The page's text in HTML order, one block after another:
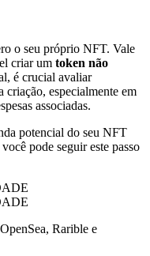
o seu próprio NFT. Vale
criar um token não
é crucial avaliar
criação, especialmente em
associadas.
potencial do seu NFT
pode seguir este passo
Rarible e